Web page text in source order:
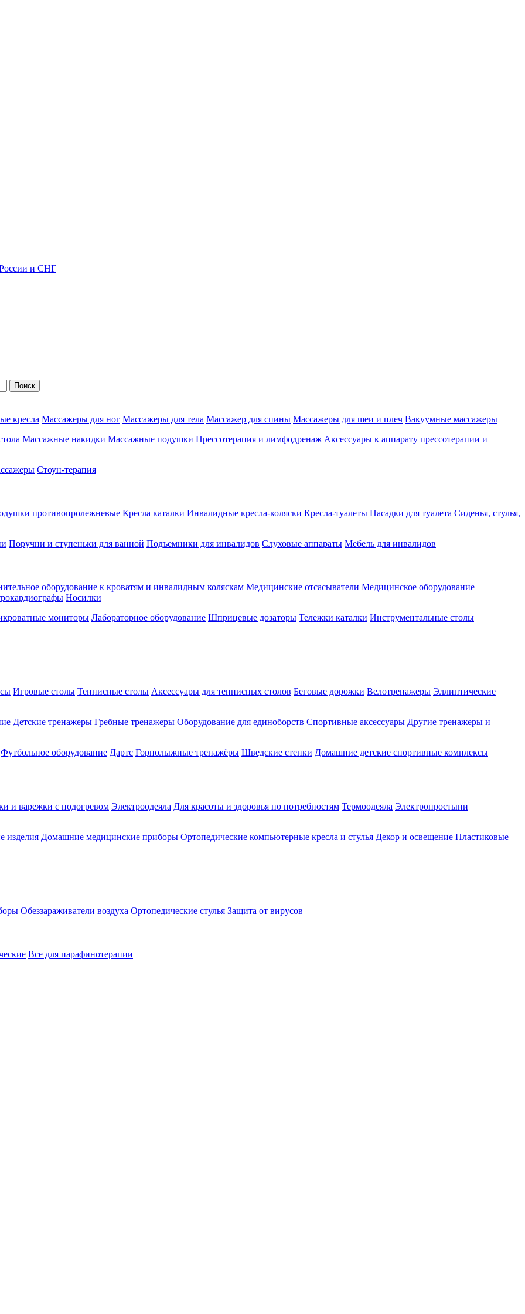
России и СНГ
кресла Массажеры для ног Массажеры для тела Массажер для спины Массажеры для шеи и плеч Вакуумные массажеры
Массажные накидки Массажные подушки Прессотерапия и лимфодренаж Аксессуары к аппарату прессотерапии и
Стоун-терапия
противопролежневые Кресла каталки Инвалидные кресла-коляски Кресла-туалеты Насадки для туалета Сиденья, стулья,
Поручни и ступеньки для ванной Подъемники для инвалидов Слуховые аппараты Мебель для инвалидов
оборудование к кроватям и инвалидным коляскам Медицинские отсасыватели Медицинское оборудование
Носилки
мониторы Лабораторное оборудование Шприцевые дозаторы Тележки каталки Инструментальные столы
Игровые столы Теннисные столы Аксессуары для теннисных столов Беговые дорожки Велотренажеры Эллиптические
Детские тренажеры Гребные тренажеры Оборудование для единоборств Спортивные аксессуары Другие тренажеры и
Футбольное оборудование Дартс Горнолыжные тренажёры Шведские стенки Домашние детские спортивные комплексы
и варежки с подогревом Электроодеяла Для красоты и здоровья по потребностям Термоодеяла Электропростыни
изделия Домашние медицинские приборы Ортопедические компьютерные кресла и стулья Декор и освещение Пластиковые
Обеззараживатели воздуха Ортопедические стулья Защита от вирусов
Все для парафинотерапии
Поиск